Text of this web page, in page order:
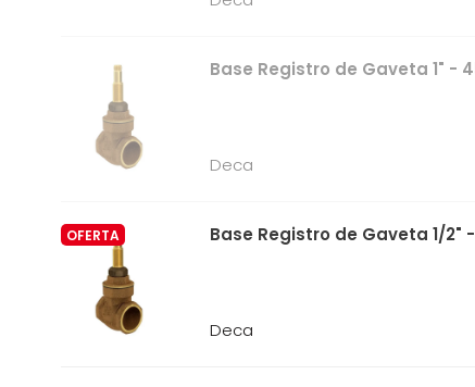
Base Registro de Gaveta 1" -
Deca
OFERTA Base Registro de Gaveta 1/2"
Deca